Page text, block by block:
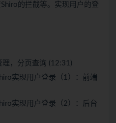
的拦截等。实现用户的登
理，分页查询 (12:31)
实现用户登录（1）：前端
实现用户登录（2）：后台